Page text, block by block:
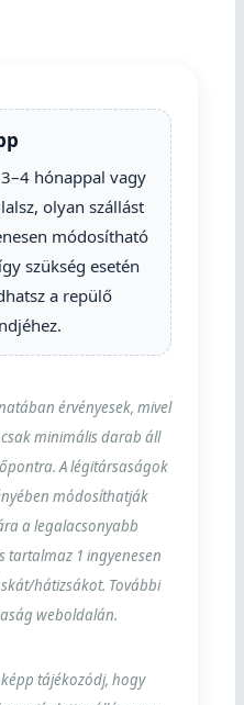
hónappal vagy
olyan szállást
módosítható
szükség esetén
a repülő
érvényesek, mivel
minimális darab áll
A légitársaságok
módosíthatják
a legalacsonyabb
tartalmaz 1 ingyenesen
hátizsákot. További
weboldalán.
tájékozódj, hogy